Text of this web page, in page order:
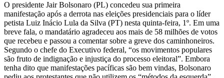
O presidente Jair Bolsonaro (PL) concedeu sua primeira
manifestação após a derrota nas eleições presidenciais para o líder
petista Luiz Inácio Lula da Silva (PT) nesta quinta-feira, 1º. Em uma
breve fala, o mandatário agradeceu aos mais de 58 milhões de votos
que recebeu e passou a comentar sobre a greve dos caminhoneiros.
Segundo o chefe do Executivo federal, “os movimentos populares
são fruto de indignação e injustiça do processo eleitoral”. Embora
tenha dito que manifestações pacíficas são bem vindas, Bolsonaro